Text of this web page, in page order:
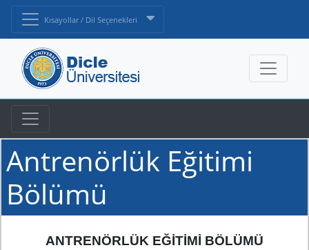
Kısayollar / Dil Seçenekleri
Antrenörlük Eğitimi
Bölümü
ANTRENÖRLÜK EĞİTİMİ BÖLÜMÜ